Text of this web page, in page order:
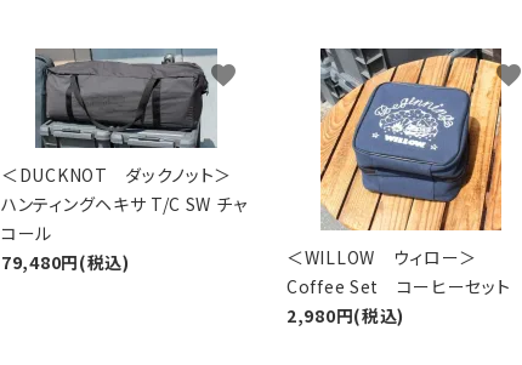
＜DUCKNOT ダックノット＞
ハンティングヘキサ T/C SW チャ
コール
79,480円(税込)
favorite
＜WILLOW ウィロー＞
Coffee Set コーヒーセット
2,980円(税込)
favorite